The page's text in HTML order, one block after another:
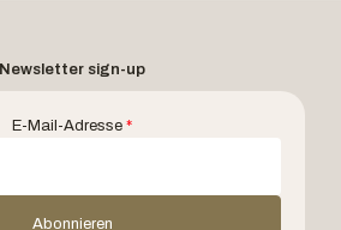
Newsletter sign-up
E-Mail-Adresse *
Abonnieren